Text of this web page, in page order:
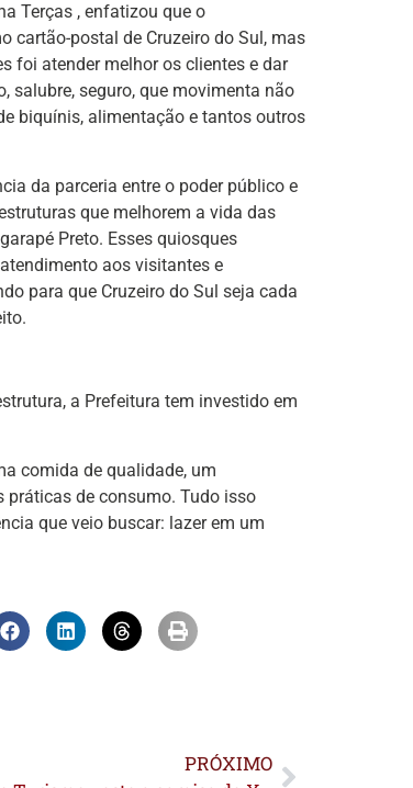
Terças , enfatizou que o
cartão-postal de Cruzeiro do Sul, mas
foi atender melhor os clientes e dar
salubre, seguro, que movimenta não
biquínis, alimentação e tantos outros
da parceria entre o poder público e
que melhorem a vida das
Preto. Esses quiosques
aos visitantes e
para que Cruzeiro do Sul seja cada
a Prefeitura tem investido em
comida de qualidade, um
práticas de consumo. Tudo isso
que veio buscar: lazer em um
PRÓXIMO